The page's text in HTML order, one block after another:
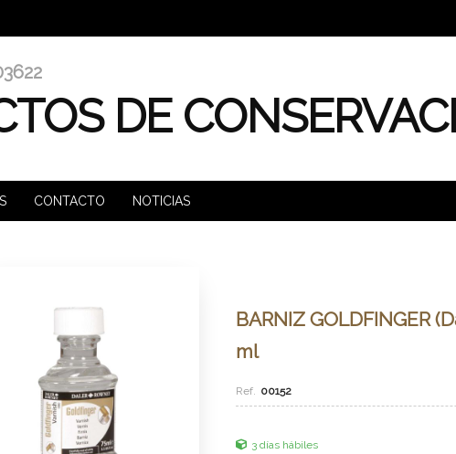
DE
CONTACTO NOTICIAS
BARNIZ GOLDFINGER
ml
00152
3 días hábiles